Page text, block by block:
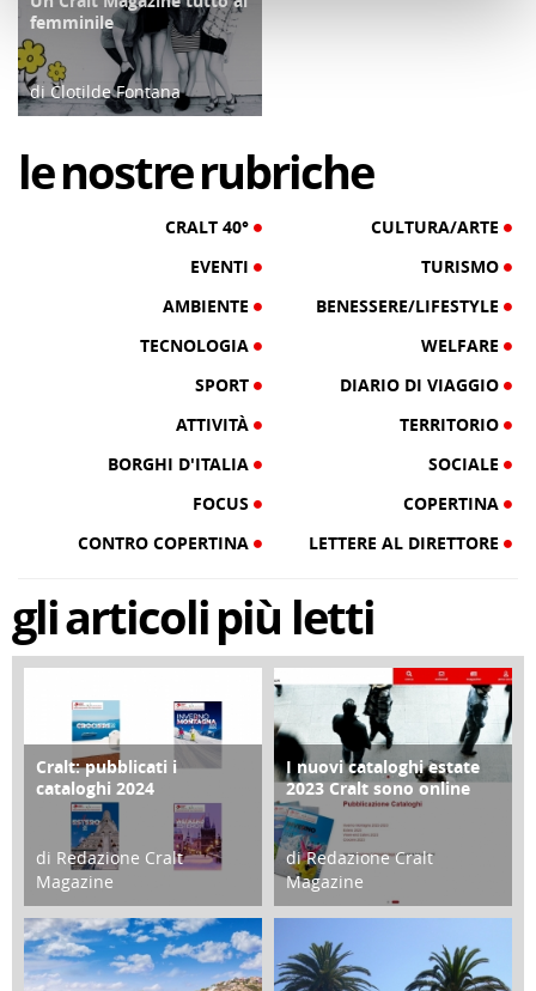
femminile
di Clotilde Fontana
lenostrerubriche
CRALT 40°
CULTURA/ARTE
EVENTI
TURISMO
AMBIENTE
BENESSERE/LIFESTYLE
TECNOLOGIA
WELFARE
SPORT
DIARIO DI VIAGGIO
ATTIVITÀ
TERRITORIO
BORGHI D'ITALIA
SOCIALE
FOCUS
COPERTINA
CONTRO COPERTINA
LETTERE AL DIRETTORE
gliarticolipiù letti
COPERTINA
Cralt: pubblicati i
cataloghi 2024
di Redazione Cralt
Magazine
21 Novembre 2023
CONTRO COPERTINA
I nuovi cataloghi estate
2023 Cralt sono online
di Redazione Cralt
Magazine
07 Marzo 2023